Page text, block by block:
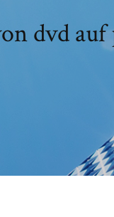
dvd auf